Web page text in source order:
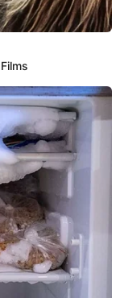
y en la
1/3/2023
Lizbeth
que no era
tengo
la boca,